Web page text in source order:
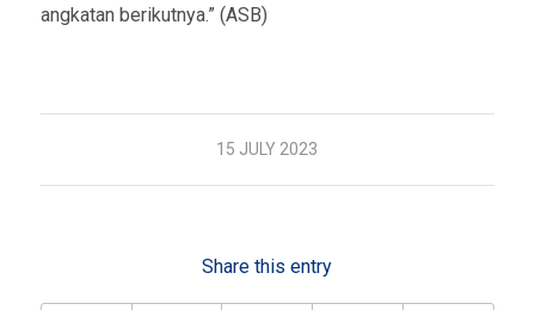
angkatan berikutnya.” (ASB)
15 JULY 2023
Share this entry